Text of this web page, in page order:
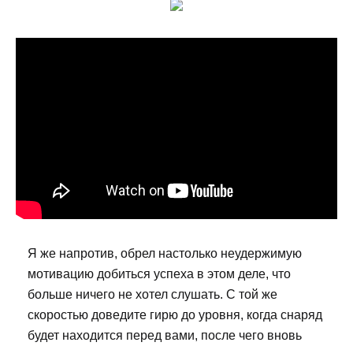
Я же напротив, обрел настолько неудержимую
мотивацию добиться успеха в этом деле, что
больше ничего не хотел слушать. С той же
скоростью доведите гирю до уровня, когда снаряд
будет находится перед вами, после чего вновь